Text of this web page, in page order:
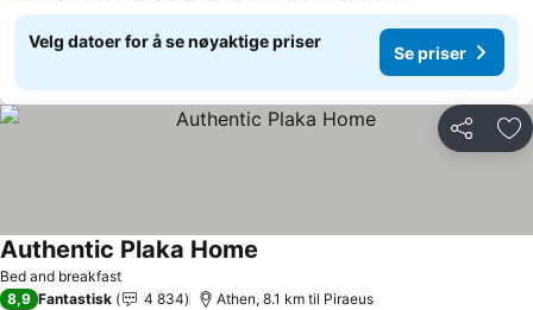
Velg datoer for å se nøyaktige priser
Se priser
Del
Bed and breakfast
Authentic Plaka Home
8,9 Fantastisk 4 834 Athen, 8.1 km til Piraeus